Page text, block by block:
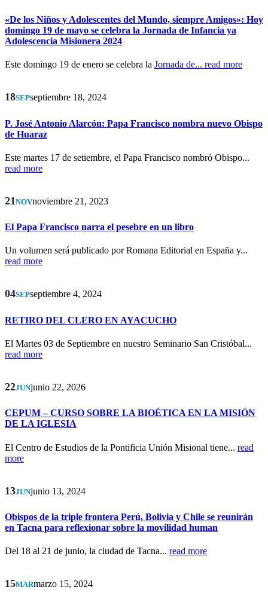
«De los Niños y Adolescentes del Mundo, siempre Amigos»: Hoy
domingo 19 de mayo se celebra la Jornada de Infancia ya
Adolescencia Misionera 2024
Este domingo 19 de enero se celebra la Jornada de... read more
18SEPseptiembre 18, 2024
P. José Antonio Alarcón: Papa Francisco nombra nuevo Obispo
de Huaraz
Este martes 17 de setiembre, el Papa Francisco nombró Obispo...
read more
21 NOVnoviembre 21, 2023
El Papa Francisco narra el pesebre en un libro
Un volumen será publicado por Romana Editorial en España y...
read more
04SEPseptiembre 4, 2024
RETIRO DEL CLERO EN AYACUCHO
El Martes 03 de Septiembre en nuestro Seminario San Cristóbal...
read more
22JUNjunio 22, 2026
CEPUM – CURSO SOBRE LA BIOÉTICA EN LA MISIÓN
DE LA IGLESIA
El Centro de Estudios de la Pontificia Unión Misional tiene... read
more
13JUNjunio 13, 2024
Obispos de la triple frontera Perú, Bolivia y Chile se reunirán
en Tacna para reflexionar sobre la movilidad human
Del 18 al 21 de junio, la ciudad de Tacna... read more
15MARmarzo 15, 2024